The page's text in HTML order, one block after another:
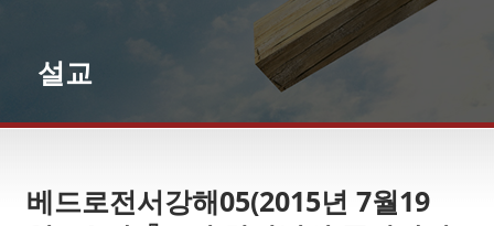
설교
베드로전서강해05(2015년 7월19